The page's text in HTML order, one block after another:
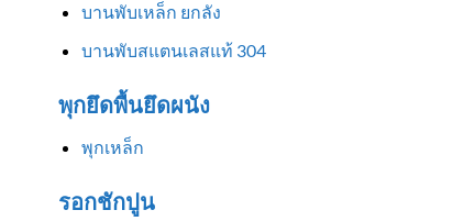
บานพับเหล็ก ยกลัง
บานพับสแตนเลสแท้ 304
พุกยึดพื้นยึดผนัง
พุกเหล็ก
รอกชักปูน